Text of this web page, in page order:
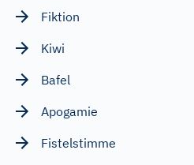
Fiktion
Kiwi
Bafel
Apogamie
Fistelstimme